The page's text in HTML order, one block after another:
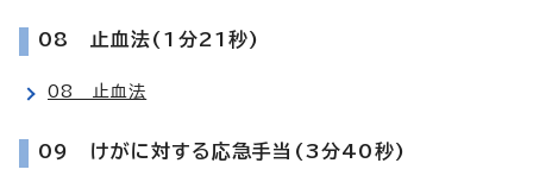
08 止血法(1分21秒)
08 止血法
09 けがに対する応急手当(3分40秒)